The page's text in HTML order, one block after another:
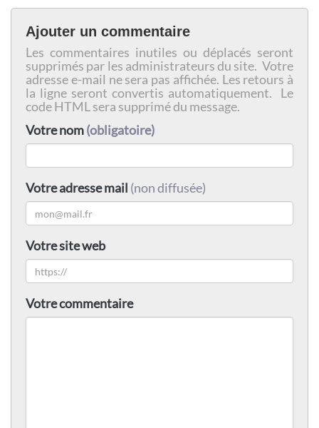
Ajouter un commentaire
Les commentaires inutiles ou déplacés seront
supprimés par les administrateurs du site. Votre
adresse e-mail ne sera pas affichée. Les retours à
la ligne seront convertis automatiquement. Le
code HTML sera supprimé du message.
Votre nom(obligatoire)
Votre adresse mail (non diffusée)
Votre site web
Votre commentaire